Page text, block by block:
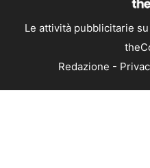
Le attività pubblicitarie
Redazione -